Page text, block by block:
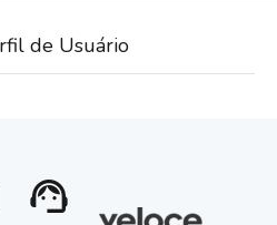
de Usuário
support_agent